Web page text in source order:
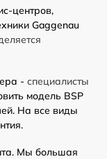
центров,
Gaggenau
- специалисты
модель BSP
На все виды
Мы большая